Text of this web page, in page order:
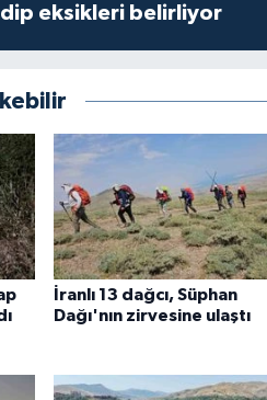
eksikleri belirliyor
İranlı 13 dağcı, Süphan
Dağı'nın zirvesine ulaştı